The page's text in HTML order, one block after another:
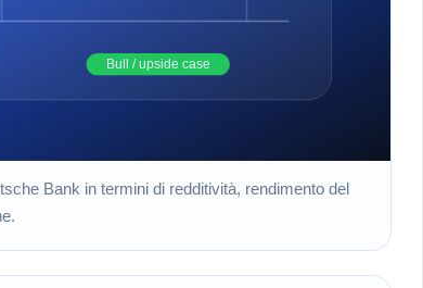
Bank in termini di redditività, rendimento del